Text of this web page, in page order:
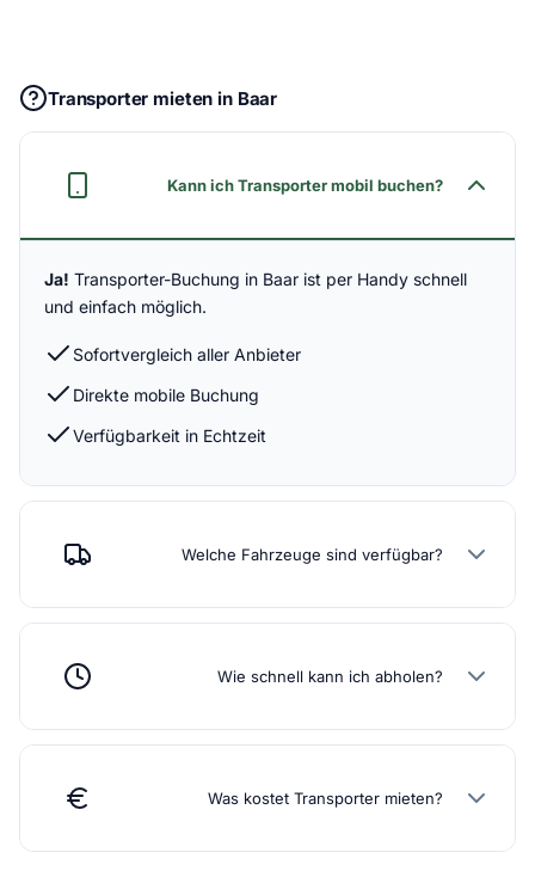
Transporter mieten in Baar
Kann ich Transporter mobil buchen?
Ja! Transporter-Buchung in Baar ist per Handy schnell
und einfach möglich.
Sofortvergleich aller Anbieter
Direkte mobile Buchung
Verfügbarkeit in Echtzeit
Welche Fahrzeuge sind verfügbar?
Wie schnell kann ich abholen?
Was kostet Transporter mieten?